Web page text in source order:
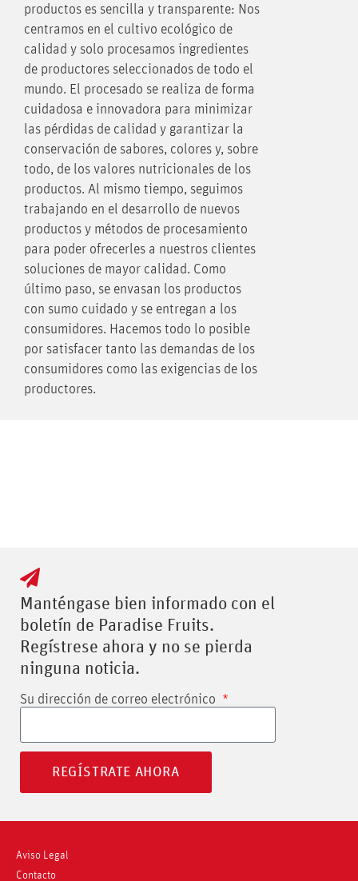
productos es sencilla y transparente: Nos
centramos en el cultivo ecológico de
calidad y solo procesamos ingredientes
de productores seleccionados de todo el
mundo. El procesado se realiza de forma
cuidadosa e innovadora para minimizar
las pérdidas de calidad y garantizar la
conservación de sabores, colores y, sobre
todo, de los valores nutricionales de los
productos. Al mismo tiempo, seguimos
trabajando en el desarrollo de nuevos
productos y métodos de procesamiento
para poder ofrecerles a nuestros clientes
soluciones de mayor calidad. Como
último paso, se envasan los productos
con sumo cuidado y se entregan a los
consumidores. Hacemos todo lo posible
por satisfacer tanto las demandas de los
consumidores como las exigencias de los
productores.
Manténgase bien informado con el
boletín de Paradise Fruits.
Regístrese ahora y no se pierda
ninguna noticia.
Su dirección de correo electrónico
REGÍSTRATE AHORA
Aviso Legal
Contacto